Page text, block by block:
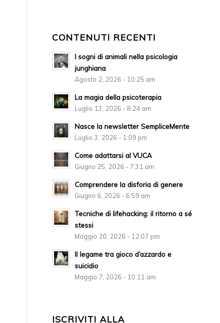
CONTENUTI RECENTI
I sogni di animali nella psicologia
junghiana
Agosto 2, 2026 - 10:25 am
La magia della psicoterapia
Luglio 13, 2026 - 8:24 am
Nasce la newsletter SempliceMente
Luglio 3, 2026 - 1:09 pm
Come adattarsi al VUCA
Giugno 25, 2026 - 7:31 am
Comprendere la disforia di genere
Giugno 6, 2026 - 6:59 am
Tecniche di lifehacking: il ritorno a sé
stessi
Maggio 20, 2026 - 12:07 pm
Il legame tra gioco d’azzardo e
suicidio
Maggio 7, 2026 - 10:11 am
ISCRIVITI ALLA